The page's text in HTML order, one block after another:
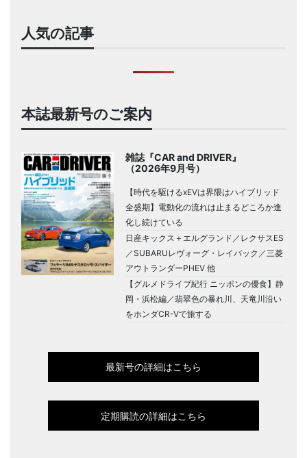
人気の記事
本誌最新号のご案内
雑誌『CAR and DRIVER』
（2026年9月号）
【時代を駆けるxEVは界隈はハイブリッド
全盛期】電動化の流れは止まるどころか進
化し続けている
日産キックス＋エルグランド／レクサスES
／SUBARUレヴォーグ・レイバック／三菱
アウトランダーPHEV 他
【グルメドライブ紀行 ニッポンの優食】静
岡・浜松編／翡翠色の暴れ川、天竜川沿い
をホンダCR-Vで旅する
最新号の詳細はこちら
定期購読の詳細はこちら